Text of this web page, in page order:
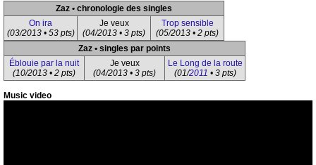
Zaz • chronologie des singles
On ira
(03/2013 • 53 pts)
Je veux
(04/2013 • 3 pts)
Trop sensible
(05/2013 • 2 pts)
Zaz • singles par points
Éblouie par la nuit
(10/2013 • 2 pts)
Je veux
(04/2013 • 3 pts)
Le Long de la route
(01/2011 • 3 pts)
Music video